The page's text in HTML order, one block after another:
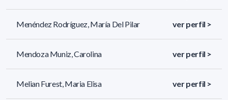
Menéndez Rodríguez, María Del Pilar ver perfil >
Mendoza Muniz, Carolina ver perfil >
Melian Furest, Maria Elisa ver perfil >